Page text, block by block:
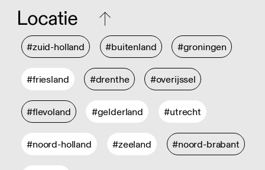
Locatie
#zuid-holland #buitenland #groningen
#friesland #drenthe #overijssel
#flevoland #gelderland #utrecht
#noord-holland #zeeland #noord-brabant